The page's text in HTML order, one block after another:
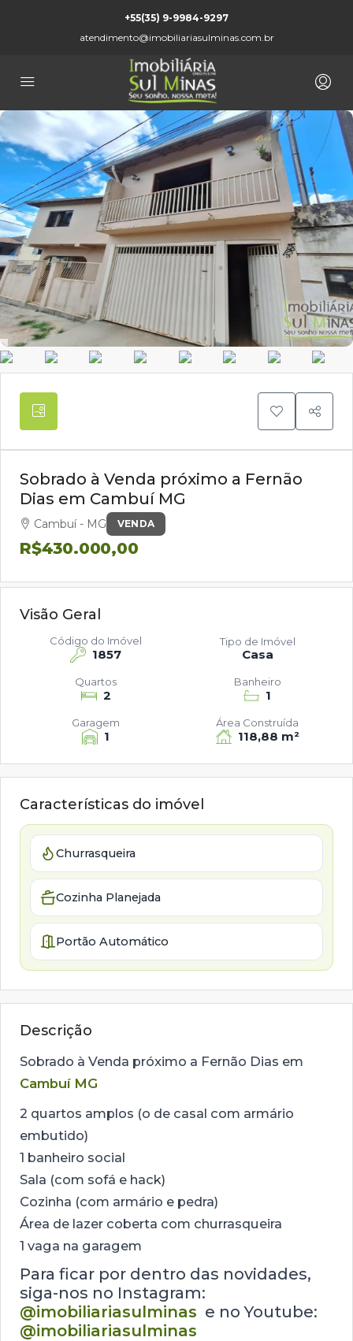
+55(35) 9-9984-9297
atendimento@imobiliariasulminas.com.br
VENDA
Sobrado à Venda próximo a Fernão
Dias em Cambuí MG
Cambuí - MG
R$430.000,00
Visão Geral
1857
Código do Imóvel
Casa
Tipo de Imóvel
2
Quartos
1
Banheiro
1
Garagem
118,88 m²
Área Construída
Características do imóvel
Churrasqueira
Cozinha Planejada
Portão Automático
Descrição
Sobrado à Venda próximo a Fernão Dias em
Cambuí MG
2 quartos amplos (o de casal com armário
embutido)
1 banheiro social
Sala (com sofá e hack)
Cozinha (com armário e pedra)
Área de lazer coberta com churrasqueira
1 vaga na garagem
Para ficar por dentro das novidades,
siga-nos no Instagram:
@imobiliariasulminas e no Youtube:
@imobiliariasulminas